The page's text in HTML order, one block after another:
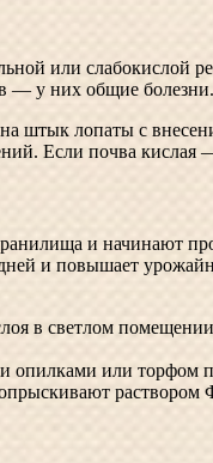
или слабокислой
— у них общие
штык лопаты с
Если почва
и начинают
и повышает
в светлом
или торфом
раствором